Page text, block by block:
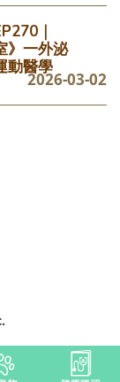
｜
》一外泌
動醫學
2026-03-02